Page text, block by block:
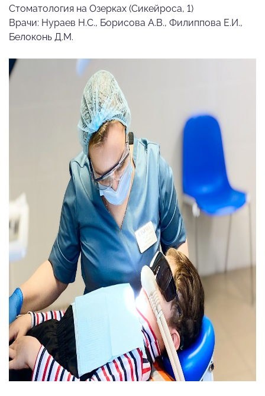
Стоматология на Озерках (Сикейроса, 1)
Врачи: Нураев Н.С., Борисова А.В., Филиппова Е.И.,
Белоконь Д.М.